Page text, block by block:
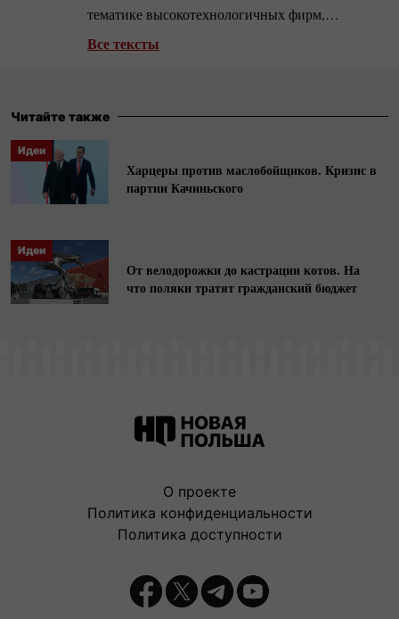
тематике высокотехнологичных фирм,
розничной торговли и рынка недвижимости.
экономистами.
Все тексты
Читайте также
Идеи
Харцеры против маслобойщиков. Кризис в
партии Качиньского
Идеи
От велодорожки до кастрации котов. На
что поляки тратят гражданский бюджет
О проекте
Политика конфиденциальности
Политика доступности